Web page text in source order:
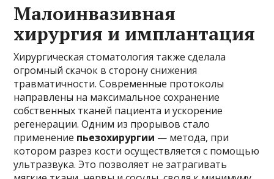
Малоинвазивная
хирургия и имплантация
Хирургическая стоматология также сделала
огромный скачок в сторону снижения
травматичности. Современные протоколы
направлены на максимальное сохранение
собственных тканей пациента и ускорение
регенерации. Одним из прорывов стало
применение пьезохирургии — метода, при
котором разрез кости осуществляется с помощью
ультразвука. Это позволяет не затрагивать